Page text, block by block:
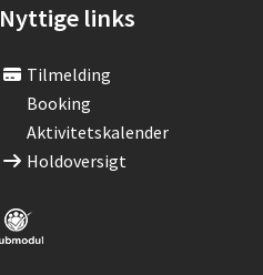
Nyttige links
Tilmelding
Booking
Aktivitetskalender
Holdoversigt